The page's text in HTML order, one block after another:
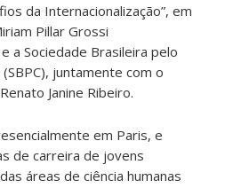
da Internacionalização”, em
Pillar Grossi
a Sociedade Brasileira pelo
juntamente com o
Janine Ribeiro.
em Paris, e
de carreira de jovens
áreas de ciência humanas